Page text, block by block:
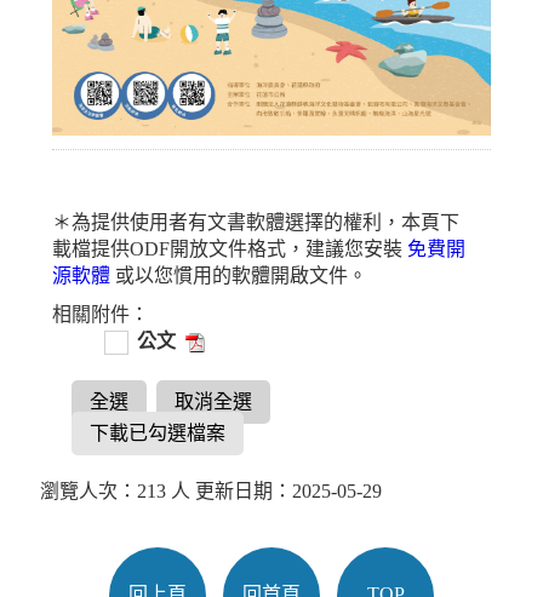
＊為提供使用者有文書軟體選擇的權利，本頁下
載檔提供ODF開放文件格式，建議您安裝 免費開
源軟體 或以您慣用的軟體開啟文件。
相關附件：
公文
全選
取消全選
下載已勾選檔案
瀏覽人次：213 人 更新日期：2025-05-29